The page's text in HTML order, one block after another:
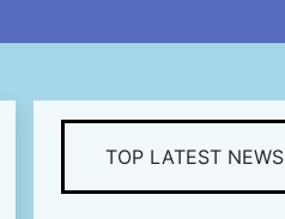
TOP LATEST NEWS